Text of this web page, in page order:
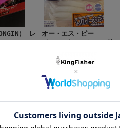
） レ
)
オー・エス・ピー
（O.S.P） HPシャッド
858円(税込)